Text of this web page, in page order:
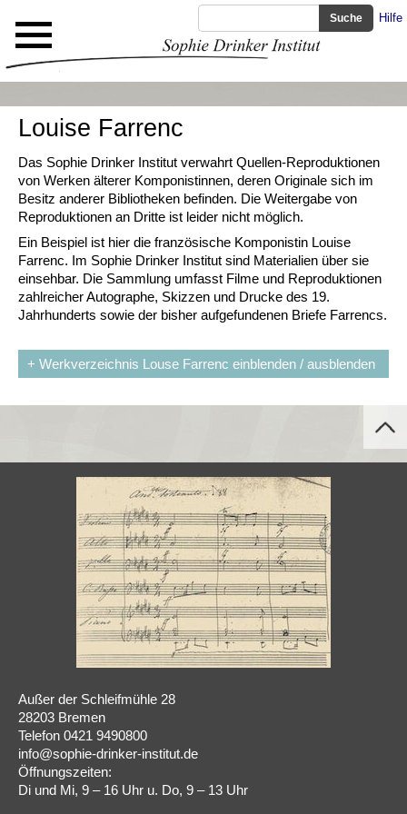
Hilfe
Louise Farrenc
Das Sophie Drinker Institut verwahrt Quellen-Reproduktionen
von Werken älterer Komponistinnen, deren Originale sich im
Besitz anderer Bibliotheken befinden. Die Weitergabe von
Reproduktionen an Dritte ist leider nicht möglich.
Ein Beispiel ist hier die französische Komponistin Louise
Farrenc. Im Sophie Drinker Institut sind Materialien über sie
einsehbar. Die Sammlung umfasst Filme und Reproduktionen
zahlreicher Autographe, Skizzen und Drucke des 19.
Jahrhunderts sowie der bisher aufgefundenen Briefe Farrencs.
+ Werkverzeichnis Louse Farrenc einblenden / ausblenden
Außer der Schleifmühle 28
28203 Bremen
Telefon 0421 9490800
info@sophie-drinker-institut.de
Öffnungszeiten:
Di und Mi, 9 – 16 Uhr u. Do, 9 – 13 Uhr